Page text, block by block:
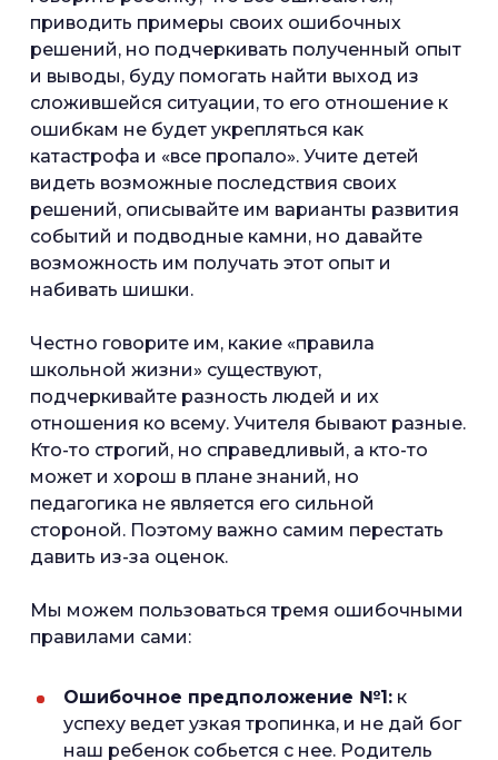
приводить примеры своих ошибочных
решений, но подчеркивать полученный опыт
и выводы, буду помогать найти выход из
сложившейся ситуации, то его отношение к
ошибкам не будет укрепляться как
катастрофа и «все пропало». Учите детей
видеть возможные последствия своих
решений, описывайте им варианты развития
событий и подводные камни, но давайте
возможность им получать этот опыт и
набивать шишки.
Честно говорите им, какие «правила
школьной жизни» существуют,
подчеркивайте разность людей и их
отношения ко всему. Учителя бывают разные.
Кто-то строгий, но справедливый, а кто-то
может и хорош в плане знаний, но
педагогика не является его сильной
стороной. Поэтому важно самим перестать
давить из-за оценок.
Мы можем пользоваться тремя ошибочными
правилами сами:
Ошибочное предположение №1: к
успеху ведет узкая тропинка, и не дай бог
наш ребенок собьется с нее. Родитель